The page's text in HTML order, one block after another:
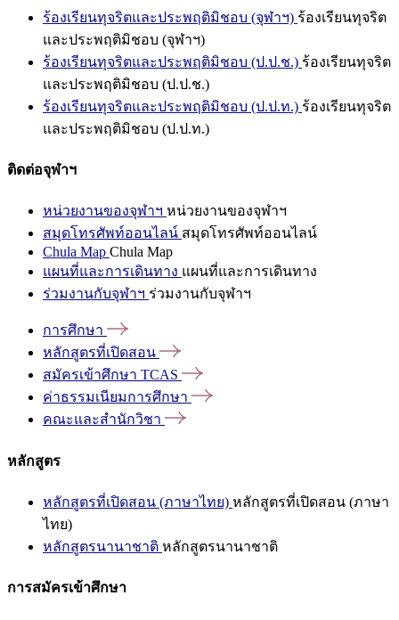
ร้องเรียนทุจริตและประพฤติมิชอบ (จุฬาฯ) ร้องเรียนทุจริต
และประพฤติมิชอบ (จุฬาฯ)
ร้องเรียนทุจริตและประพฤติมิชอบ (ป.ป.ช.) ร้องเรียนทุจริต
และประพฤติมิชอบ (ป.ป.ช.)
ร้องเรียนทุจริตและประพฤติมิชอบ (ป.ป.ท.) ร้องเรียนทุจริต
และประพฤติมิชอบ (ป.ป.ท.)
ติดต่อจุฬาฯ
หน่วยงานของจุฬาฯ หน่วยงานของจุฬาฯ
สมุดโทรศัพท์ออนไลน์ สมุดโทรศัพท์ออนไลน์
Chula Map Chula Map
แผนที่และการเดินทาง แผนที่และการเดินทาง
ร่วมงานกับจุฬาฯ ร่วมงานกับจุฬาฯ
การศึกษา
หลักสูตรที่เปิดสอน
สมัครเข้าศึกษา TCAS
ค่าธรรมเนียมการศึกษา
คณะและสำนักวิชา
หลักสูตร
หลักสูตรที่เปิดสอน (ภาษาไทย) หลักสูตรที่เปิดสอน (ภาษา
ไทย)
หลักสูตรนานาชาติ หลักสูตรนานาชาติ
การสมัครเข้าศึกษา